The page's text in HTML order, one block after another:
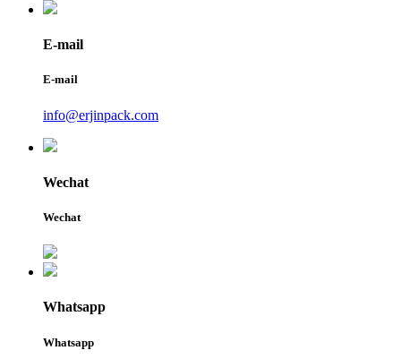
E-mail
E-mail
info@erjinpack.com
Wechat
Wechat
Whatsapp
Whatsapp